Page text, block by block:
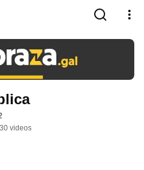
videos